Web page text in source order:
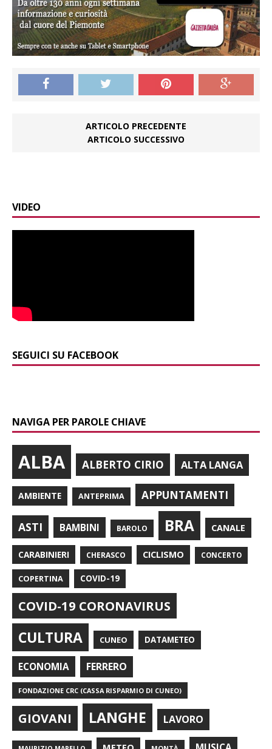
ARTICOLO PRECEDENTE
ARTICOLO SUCCESSIVO
VIDEO
SEGUICI SU FACEBOOK
NAVIGA PER PAROLE CHIAVE
ALBA ALBERTO CIRIO ALTA LANGA
AMBIENTE ANTEPRIMA APPUNTAMENTI
ASTI BAMBINI BAROLO BRA CANALE
CARABINIERI CHERASCO CICLISMO CONCERTO
COPERTINA COVID-19
COVID-19 CORONAVIRUS
CULTURA CUNEO DATAMETEO
ECONOMIA FERRERO
FONDAZIONE CRC (CASSA RISPARMIO DI CUNEO)
GIOVANI LANGHE LAVORO